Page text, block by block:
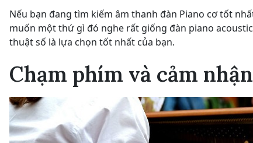
Nếu bạn đang tìm kiếm âm thanh đàn Piano cơ tốt
muốn một thứ gì đó nghe rất giống đàn piano
thuật số là lựa chọn tốt nhất của bạn.
Chạm phím và cảm nhận